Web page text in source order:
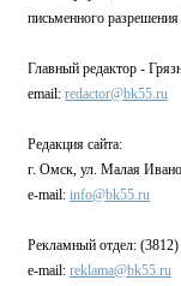
письменного разрешения
Главный редактор -
email: redactor@bk55.ru
Редакция сайта:
г. Омск, ул. Малая
e-mail: info@bk55.ru
Рекламный отдел:
e-mail: reklama@bk55.ru